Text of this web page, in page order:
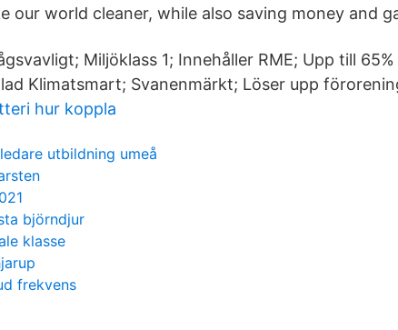
our world cleaner, while also saving money and
Miljöklass 1; Innehåller RME; Upp till
Klimatsmart; Svanenmärkt; Löser upp
hur koppla
utbildning umeå
björndjur
klasse
frekvens